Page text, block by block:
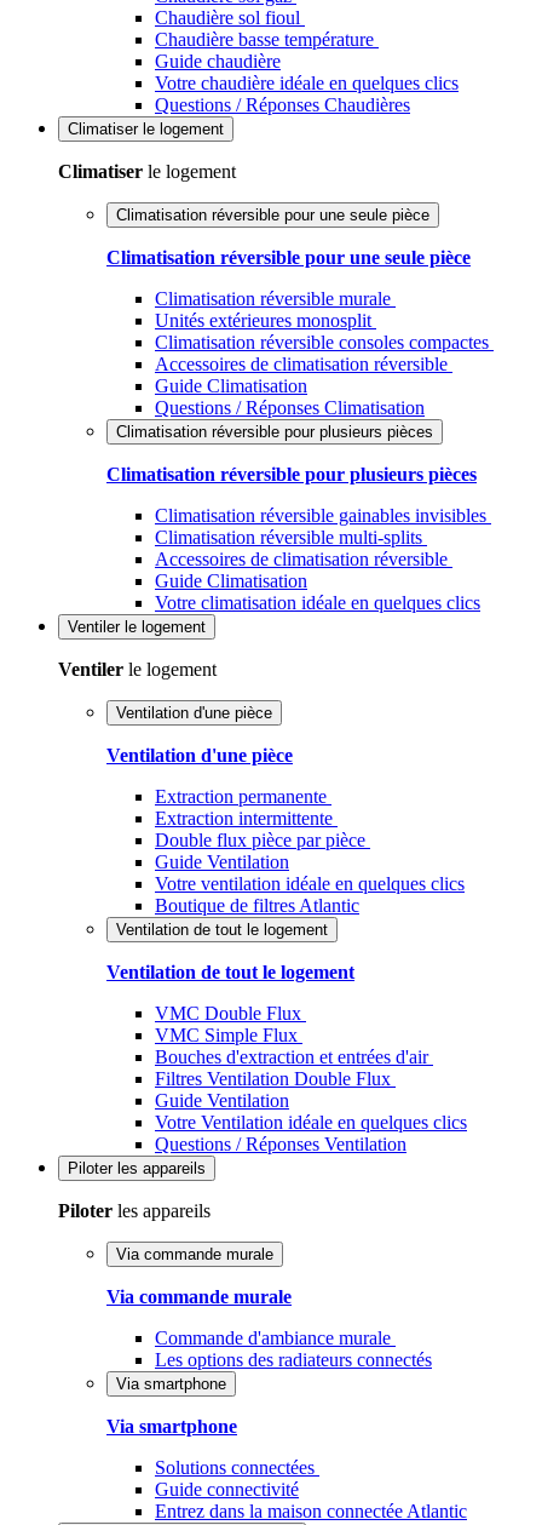
Chaudière sol fioul
Chaudière basse température
Guide chaudière
Votre chaudière idéale en quelques clics
Questions / Réponses Chaudières
Climatiser le logement
Climatiser le logement
Climatisation réversible pour une seule pièce
Climatisation réversible pour une seule pièce
Climatisation réversible murale
Unités extérieures monosplit
Climatisation réversible consoles compactes
Accessoires de climatisation réversible
Guide Climatisation
Questions / Réponses Climatisation
Climatisation réversible pour plusieurs pièces
Climatisation réversible pour plusieurs pièces
Climatisation réversible gainables invisibles
Climatisation réversible multi-splits
Accessoires de climatisation réversible
Guide Climatisation
Votre climatisation idéale en quelques clics
Ventiler le logement
Ventiler le logement
Ventilation d'une pièce
Ventilation d'une pièce
Extraction permanente
Extraction intermittente
Double flux pièce par pièce
Guide Ventilation
Votre ventilation idéale en quelques clics
Boutique de filtres Atlantic
Ventilation de tout le logement
Ventilation de tout le logement
VMC Double Flux
VMC Simple Flux
Bouches d'extraction et entrées d'air
Filtres Ventilation Double Flux
Guide Ventilation
Votre Ventilation idéale en quelques clics
Questions / Réponses Ventilation
Piloter les appareils
Piloter les appareils
Via commande murale
Via commande murale
Commande d'ambiance murale
Les options des radiateurs connectés
Via smartphone
Via smartphone
Solutions connectées
Guide connectivité
Entrez dans la maison connectée Atlantic